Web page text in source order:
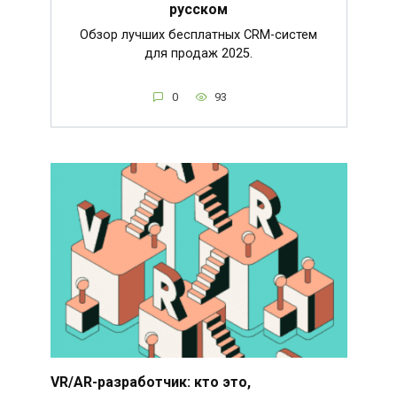
русском
Обзор лучших бесплатных CRM-систем
для продаж 2025.
0 93
VR/AR-разработчик: кто это,